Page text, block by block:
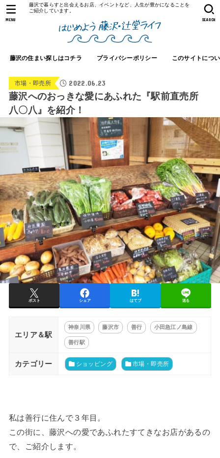
藤沢で暮らすと出会えるお店、イベントなど、人生が豊かになることを
ご紹介しています。
藤沢の住まい探しはコチラ プライバシーポリシー このサイトにつ
SEARCH
MENU
市場・即売所 2022.06.23
藤沢へのおっきな愛にあふれた『駅前直売所
八〇八』を紹介！
ポスト シェア はてブ 送る
エリア＆駅
神奈川県 藤沢市 善行 小田急江ノ島線
善行駅
カテゴリー ショッピング 市場・即売所
私は善行に住んで３年目。
この街に、藤沢への愛であふれたすてきなお店があるの
で、ご紹介します。